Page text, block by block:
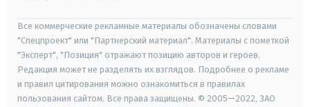
Все коммерческие рекламные материалы обозначены словами
"Спецпроект" или "Партнерский материал". Материалы с пометкой
"Эксперт", "Позиция" отражают позицию авторов и героев.
Редакция может не разделять их взглядов. Подробнее о рекламе
и правил цитирования можно ознакомиться в правилах
пользования сайтом. Все права защищены. © 2005—2022, ЗАО